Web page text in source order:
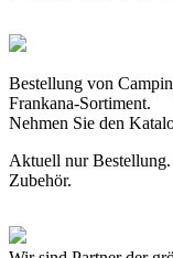
Bestellung von
Frankana-Sortiment.
Nehmen Sie den
Aktuell nur
Zubehör.